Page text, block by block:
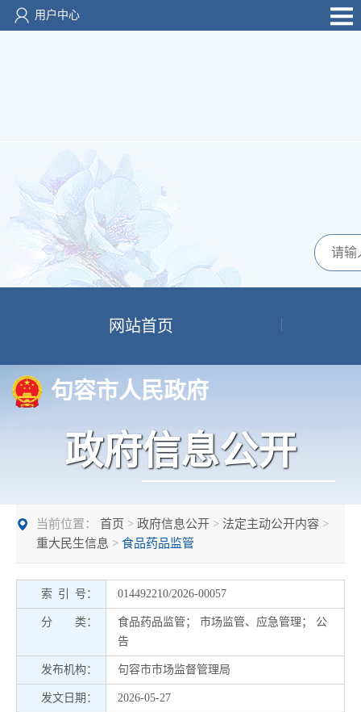
用户中心
网站首页
句容市人民政府
政府信息公开
当前位置： 首页 > 政府信息公开 > 法定主动公开内容 >
重大民生信息 > 食品药品监管
索 引 号： 014492210/2026-00057
分 类： 食品药品监管 ； 市场监管、应急管理 ；
公
告
发布机构： 句容市市场监督管理局
发文日期： 2026-05-27